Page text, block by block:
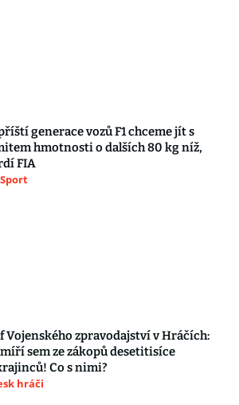
generace vozů F1 chceme jít s
hmotnosti o dalších 80 kg níž,
FIA
Sport
Vojenského zpravodajství v Hráčích:
sem ze zákopů desetitisíce
Co s nimi?
hráči